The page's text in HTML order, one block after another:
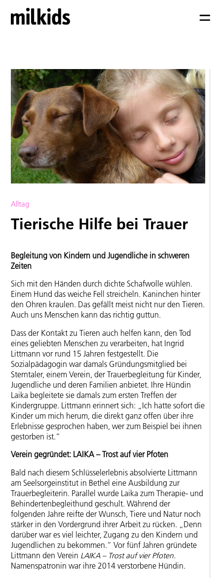
Alltag
Tierische Hilfe bei Trauer
Begleitung von Kindern und Jugendliche in schweren
Zeiten
Sich mit den Händen durch dichte Schafwolle wühlen.
Einem Hund das weiche Fell streicheln. Kaninchen hinter
den Ohren kraulen. Das gefällt meist nicht nur den Tieren.
Auch uns Menschen kann das richtig guttun.
Dass der Kontakt zu Tieren auch helfen kann, den Tod
eines geliebten Menschen zu verarbeiten, hat Ingrid
Littmann vor rund 15 Jahren festgestellt. Die
Sozialpädagogin war damals Gründungsmitglied bei
Sterntaler, einem Verein, der Trauerbegleitung für Kinder,
Jugendliche und deren Familien anbietet. Ihre Hündin
Laika begleitete sie damals zum ersten Treffen der
Kindergruppe. Littmann erinnert sich: „Ich hatte sofort die
Kinder um mich herum, die direkt ganz offen über ihre
Erlebnisse gesprochen haben, wer zum Beispiel bei ihnen
gestorben ist.“
Verein gegründet: LAIKA – Trost auf vier Pfoten
Bald nach diesem Schlüsselerlebnis absolvierte Littmann
am Seelsorgeinstitut in Bethel eine Ausbildung zur
Trauerbegleiterin. Parallel wurde Laika zum Therapie- und
Behindertenbegleithund geschult. Während der
folgenden Jahre reifte der Wunsch, Tiere und Natur noch
stärker in den Vordergrund ihrer Arbeit zu rücken. „Denn
darüber war es viel leichter, Zugang zu den Kindern und
Jugendlichen zu bekommen.“ Vor fünf Jahren gründete
Littmann den Verein LAIKA – Trost auf vier Pfoten.
Namenspatronin war ihre 2014 verstorbene Hündin.